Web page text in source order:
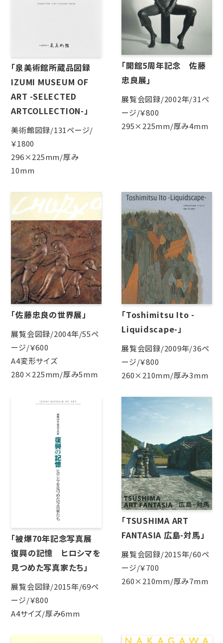
「泉美術館所蔵品図録
IZUMI MUSEUM OF
ART -SELECTED
ARTCOLLECTION-」
美術館図録/131ページ/
￥1800
296×225mm/厚み
10mm
｢開館5周年記念 佐藤
忠良展｣
展覧会図録/2002年/31ペ
ージ/￥800
295×225mm/厚み4mm
「佐藤忠良の世界展」
展覧会図録/2004年/55ペ
ージ/￥600
A4変形サイズ
280×225mm/厚み5mm
「Toshimitsu Ito -
Liquidscape-」
展覧会図録/2009年/36ペ
ージ/￥800
260×210mm/厚み3mm
「被爆70年記念写真展
復興の記憶 ヒロシマを
見つめた写真家たち」
展覧会図録/2015年/69ペ
ージ/￥800
A4サイズ/厚み6mm
「TSUSHIMA ART
FANTASIA 広島-対馬」
展覧会図録/2015年/60ペ
ージ/￥700
260×210mm/厚み7mm